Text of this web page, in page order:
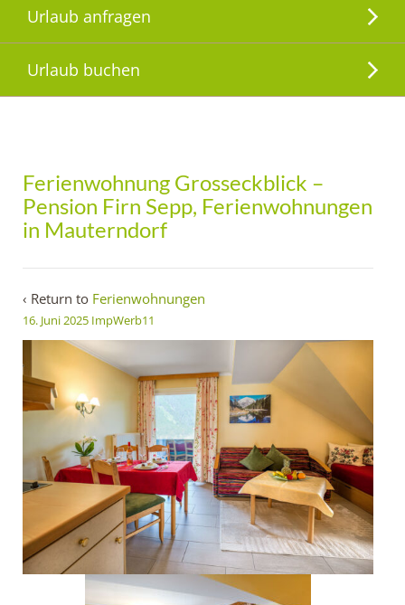
Urlaub anfragen
Urlaub buchen
Ferienwohnung Grosseckblick –
Pension Firn Sepp, Ferienwohnungen
in Mauterndorf
‹ Return to Ferienwohnungen
16. Juni 2025 ImpWerb11